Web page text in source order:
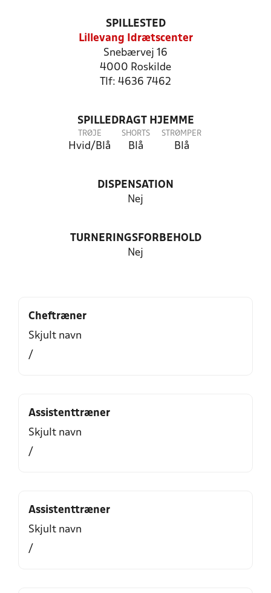
SPILLESTED
Lillevang Idrætscenter
Snebærvej 16
4000 Roskilde
Tlf: 4636 7462
SPILLEDRAGT HJEMME
TRØJE
Hvid/Blå
SHORTS
Blå
STRØMPER
Blå
DISPENSATION
Nej
TURNERINGSFORBEHOLD
Nej
Cheftræner
Skjult navn
/
Assistenttræner
Skjult navn
/
Assistenttræner
Skjult navn
/